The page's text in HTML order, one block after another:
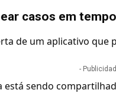
casos em
de um aplicativo que
-
sendo